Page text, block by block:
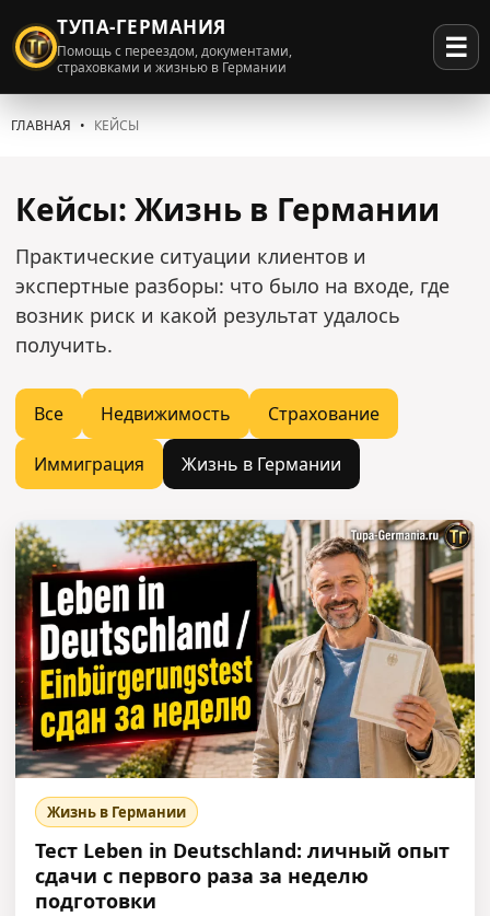
ТУПА-ГЕРМАНИЯ
Помощь с переездом, документами,
страховками и жизнью в Германии
☰
ГЛАВНАЯ КЕЙСЫ
Кейсы: Жизнь в Германии
Практические ситуации клиентов и
экспертные разборы: что было на входе, где
возник риск и какой результат удалось
получить.
Все Недвижимость Страхование
Иммиграция Жизнь в Германии
Жизнь в Германии
Тест Leben in Deutschland: личный опыт
сдачи с первого раза за неделю
подготовки